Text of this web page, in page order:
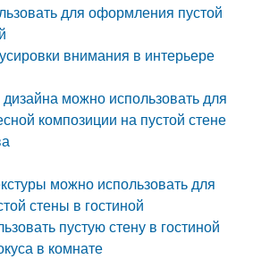
для оформления пустой
внимания в интерьере
можно использовать для
композиции на пустой стене
можно использовать для
стены в гостиной
пустую стену в гостиной
в комнате